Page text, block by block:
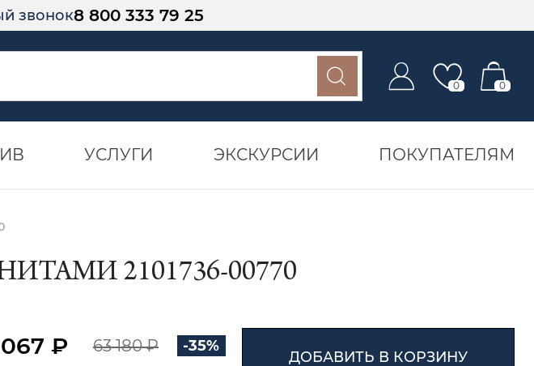
звонок8 800 333 79 25
0 0
УСЛУГИ ЭКСКУРСИИ ПОКУПАТЕЛЯМ
2101736-00770
067 ₽ 63 180 ₽ -35%
ДОБАВИТЬ В КОРЗИНУ